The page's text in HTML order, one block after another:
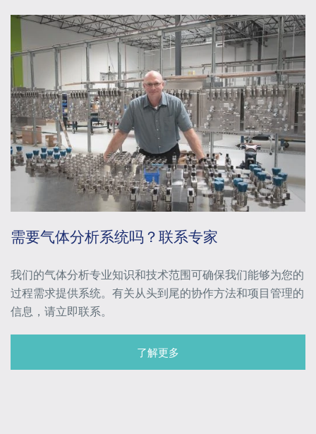
需要气体分析系统吗？联系专家
我们的气体分析专业知识和技术范围可确保我们能够为您的
过程需求提供系统。有关从头到尾的协作方法和项目管理的
信息，请立即联系。
了解更多